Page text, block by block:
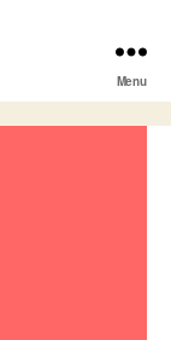
Menu